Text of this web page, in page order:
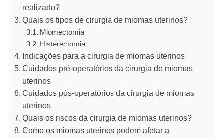
realizado?
Quais os tipos de cirurgia de miomas uterinos?
Miomectomia
Histerectomia
Indicações para a cirurgia de miomas uterinos
Cuidados pré-operatórios da cirurgia de miomas
uterinos
Cuidados pós-operatórios da cirurgia de miomas
uterinos
Quais os riscos da cirurgia de miomas uterinos?
Como os miomas uterinos podem afetar a